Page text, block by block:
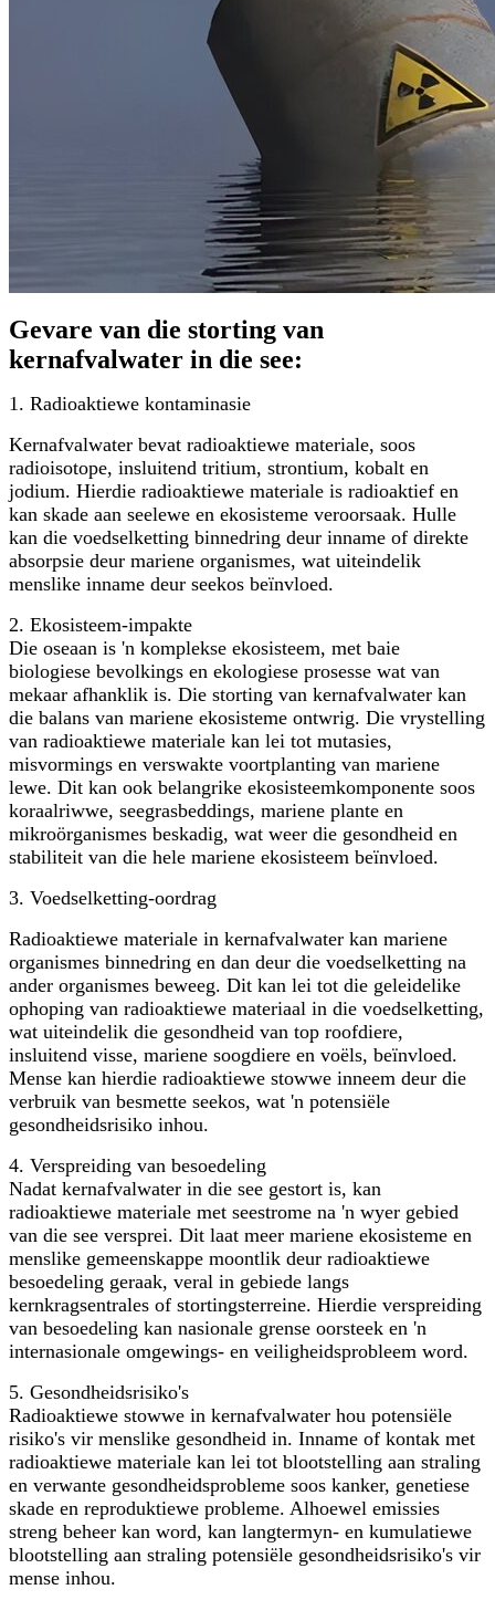
Gevare van die storting van
kernafvalwater in die see:
1. Radioaktiewe kontaminasie
Kernafvalwater bevat radioaktiewe materiale, soos
radioisotope, insluitend tritium, strontium, kobalt en
jodium. Hierdie radioaktiewe materiale is radioaktief en
kan skade aan seelewe en ekosisteme veroorsaak. Hulle
kan die voedselketting binnedring deur inname of direkte
absorpsie deur mariene organismes, wat uiteindelik
menslike inname deur seekos beïnvloed.
2. Ekosisteem-impakte
Die oseaan is 'n komplekse ekosisteem, met baie
biologiese bevolkings en ekologiese prosesse wat van
mekaar afhanklik is. Die storting van kernafvalwater kan
die balans van mariene ekosisteme ontwrig. Die vrystelling
van radioaktiewe materiale kan lei tot mutasies,
misvormings en verswakte voortplanting van mariene
lewe. Dit kan ook belangrike ekosisteemkomponente soos
koraalriwwe, seegrasbeddings, mariene plante en
mikroörganismes beskadig, wat weer die gesondheid en
stabiliteit van die hele mariene ekosisteem beïnvloed.
3. Voedselketting-oordrag
Radioaktiewe materiale in kernafvalwater kan mariene
organismes binnedring en dan deur die voedselketting na
ander organismes beweeg. Dit kan lei tot die geleidelike
ophoping van radioaktiewe materiaal in die voedselketting,
wat uiteindelik die gesondheid van top roofdiere,
insluitend visse, mariene soogdiere en voëls, beïnvloed.
Mense kan hierdie radioaktiewe stowwe inneem deur die
verbruik van besmette seekos, wat 'n potensiële
gesondheidsrisiko inhou.
4. Verspreiding van besoedeling
Nadat kernafvalwater in die see gestort is, kan
radioaktiewe materiale met seestrome na 'n wyer gebied
van die see versprei. Dit laat meer mariene ekosisteme en
menslike gemeenskappe moontlik deur radioaktiewe
besoedeling geraak, veral in gebiede langs
kernkragsentrales of stortingsterreine. Hierdie verspreiding
van besoedeling kan nasionale grense oorsteek en 'n
internasionale omgewings- en veiligheidsprobleem word.
5. Gesondheidsrisiko's
Radioaktiewe stowwe in kernafvalwater hou potensiële
risiko's vir menslike gesondheid in. Inname of kontak met
radioaktiewe materiale kan lei tot blootstelling aan straling
en verwante gesondheidsprobleme soos kanker, genetiese
skade en reproduktiewe probleme. Alhoewel emissies
streng beheer kan word, kan langtermyn- en kumulatiewe
blootstelling aan straling potensiële gesondheidsrisiko's vir
mense inhou.